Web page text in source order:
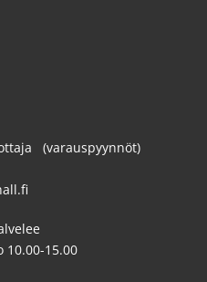
(varauspyynnöt)
10.00-15.00